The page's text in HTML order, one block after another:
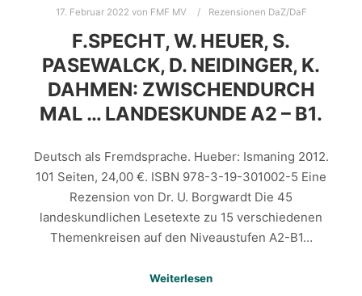
17. Februar 2022 von FMF MV Rezensionen DaZ/DaF
F.SPECHT, W. HEUER, S.
PASEWALCK, D. NEIDINGER, K.
DAHMEN: ZWISCHENDURCH
MAL … LANDESKUNDE A2 – B1.
Deutsch als Fremdsprache. Hueber: Ismaning 2012.
101 Seiten, 24,00 €. ISBN 978-3-19-301002-5 Eine
Rezension von Dr. U. Borgwardt Die 45
landeskundlichen Lesetexte zu 15 verschiedenen
Themenkreisen auf den Niveaustufen A2-B1…
Weiterlesen